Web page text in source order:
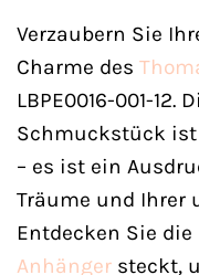
Verzaubern Sie
Charme des
LBPE0016-001-12.
Schmuckstück ist
– es ist ein
Träume und Ihrer
Entdecken Sie
Anhänger steckt,